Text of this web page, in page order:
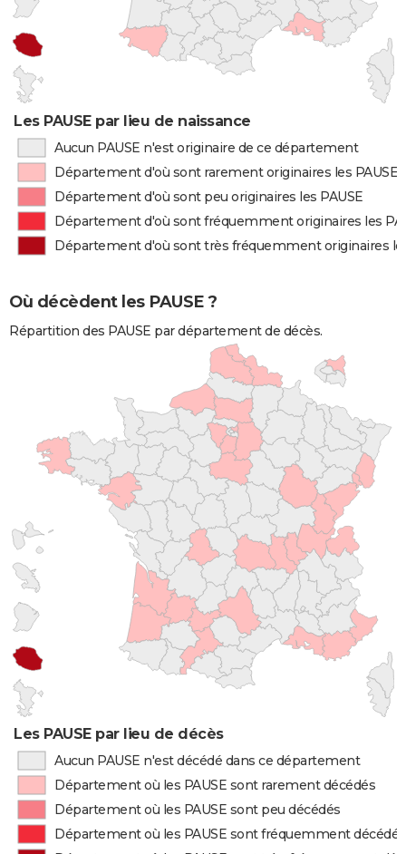
Les PAUSE par lieu de naissance
Aucun PAUSE n'est originaire de ce département
Département d'où sont rarement originaires les PAUSE
Département d'où sont peu originaires les PAUSE
Département d'où sont fréquemment originaires les
Département d'où sont très fréquemment originaires
Où décèdent les PAUSE ?
Répartition des PAUSE par département de décès.
Les PAUSE par lieu de décès
Aucun PAUSE n'est décédé dans ce département
Département où les PAUSE sont rarement décédés
Département où les PAUSE sont peu décédés
Département où les PAUSE sont fréquemment décédés